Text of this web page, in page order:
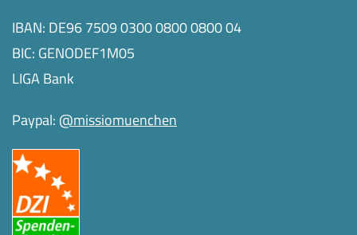
IBAN: DE96 7509 0300 0800 0800 04
BIC: GENODEF1M05
LIGA Bank
Paypal: @missiomuenchen